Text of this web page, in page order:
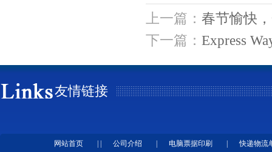
上一篇： 春节愉快
下一篇： Express
友情链接
网站首页 公司介绍 电脑票据印刷 快递物流